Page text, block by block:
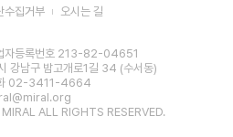
수집거부
오시는 길
자등록번호 213-82-04651
강남구 밤고개로1길 34 (수서동)
02-3411-4664
ALL RIGHTS RESERVED.